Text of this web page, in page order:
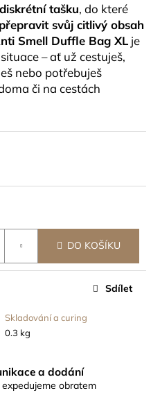
tašku, do které
svůj citlivý obsah
Smell Duffle Bag XL je
– ať už cestuješ,
nebo potřebuješ
či na cestách
DO KOŠÍKU
Skladování a curing
0.3 kg
Sdílet
a dodání
obratem